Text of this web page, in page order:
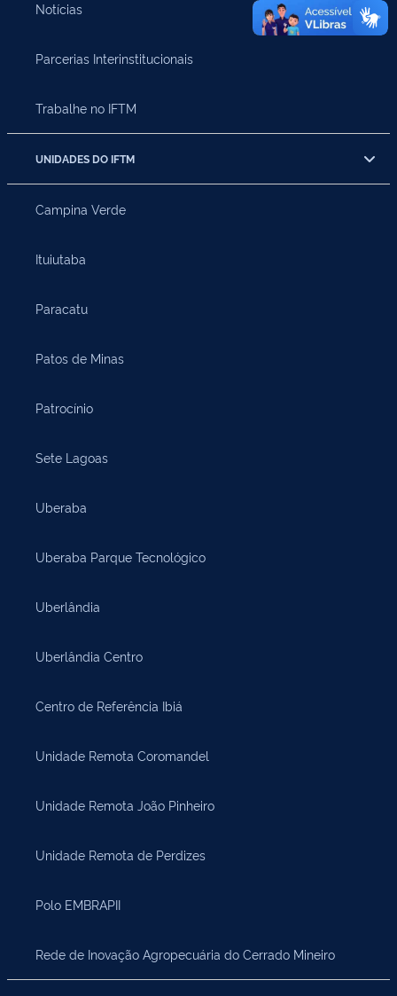
Notícias
Parcerias Interinstitucionais
Trabalhe no IFTM
UNIDADES DO IFTM
Campina Verde
Ituiutaba
Paracatu
Patos de Minas
Patrocínio
Sete Lagoas
Uberaba
Uberaba Parque Tecnológico
Uberlândia
Uberlândia Centro
Centro de Referência Ibiá
Unidade Remota Coromandel
Unidade Remota João Pinheiro
Unidade Remota de Perdizes
Polo EMBRAPII
Rede de Inovação Agropecuária do Cerrado Mineiro